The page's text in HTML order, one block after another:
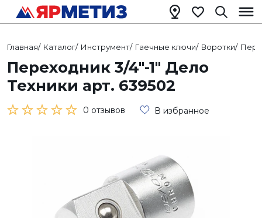
Главная/ Каталог/ Инструмент/ Гаечные ключи/ Воротки/
Переходник 3/4"-1" Дело
Техники арт. 639502
0 отзывов В избранное